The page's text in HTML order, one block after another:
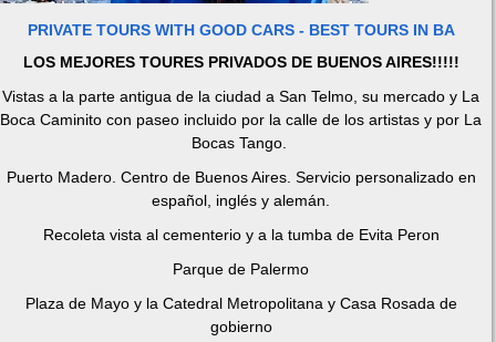
PRIVATE TOURS WITH GOOD CARS - BEST TOURS IN BA
LOS MEJORES TOURES PRIVADOS DE BUENOS AIRES!!!!!
Vistas a la parte antigua de la ciudad a San Telmo, su mercado y La
Boca Caminito con paseo incluido por la calle de los artistas y por La
Bocas Tango.
Puerto Madero. Centro de Buenos Aires. Servicio personalizado en
español, inglés y alemán.
Recoleta vista al cementerio y a la tumba de Evita Peron
Parque de Palermo
Plaza de Mayo y la Catedral Metropolitana y Casa Rosada de
gobierno